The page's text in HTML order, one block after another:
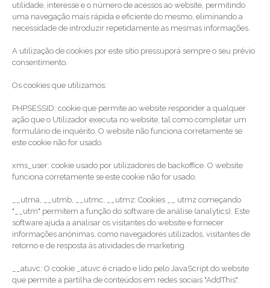
utilidade, interesse e o número de acessos ao website, permitindo
uma navegação mais rápida e eficiente do mesmo, eliminando a
necessidade de introduzir repetidamente as mesmas informações.
A utilização de cookies por este sítio pressuporá sempre o seu prévio
consentimento.
Os cookies que utilizamos:
PHPSESSID: cookie que permite ao website responder a qualquer
ação que o Utilizador executa no website, tal como completar um
formulário de inquérito. O website não funciona corretamente se
este cookie não for usado.
xms_user: cookie usado por utilizadores de backoffice. O website
funciona corretamente se este cookie não for usado.
__utma, __utmb, __utmc, __utmz: Cookies __ utmz começando
"__utm" permitem a função do software de análise (analytics). Este
software ajuda a analisar os visitantes do website e fornecer
informações anónimas, como navegadores utilizados, visitantes de
retorno e de resposta às atividades de marketing.
__atuvc: O cookie _atuvc é criado e lido pelo JavaScript do website
que permite a partilha de conteúdos em redes sociais "AddThis".